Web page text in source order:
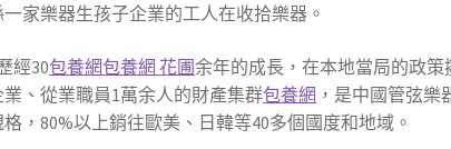
家樂器生孩子企業的工人在收拾樂器。
經30包養網包養網 花圃余年的成長，在本地當局的政
、從業職員1萬余人的財產集群包養網 ，是中國管弦樂
，80%以上銷往歐美、日韓等40多個國度和地域。